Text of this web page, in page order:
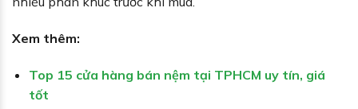
Xem thêm:
Top 15 cửa hàng bán nệm tại TPHCM uy tín, giá
tốt